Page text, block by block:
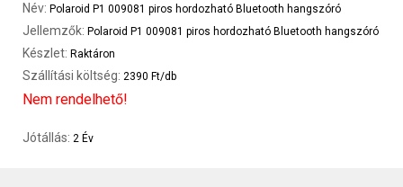
Név: Polaroid P1 009081 piros hordozható Bluetooth hangszóró
Jellemzők: Polaroid P1 009081 piros hordozható Bluetooth hangszóró
Készlet: Raktáron
Szállítási költség: 2390 Ft/db
Nem rendelhető!
Jótállás: 2 Év